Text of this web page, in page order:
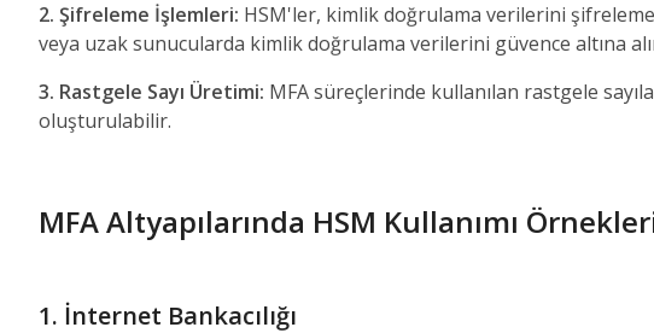
2. Şifreleme İşlemleri: HSM'ler, kimlik doğrulama verilerini
veya uzak sunucularda kimlik doğrulama verilerini güvence altına
3. Rastgele Sayı Üretimi: MFA süreçlerinde kullanılan rastgele
oluşturulabilir.
MFA Altyapılarında HSM Kullanımı
1. İnternet Bankacılığı